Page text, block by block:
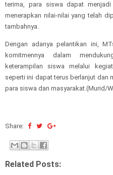
terima, para siswa dapat
menerapkan nilai-nilai yang telah
tambahnya.
Dengan adanya pelantikan ini,
komitmennya dalam
keterampilan siswa melalui
seperti ini dapat terus berlanjut dan
para siswa dan masyarakat.(Murid/
Share:
Related Posts: